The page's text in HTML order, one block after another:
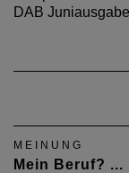
DAB
MEINUNG
Mein Beruf?